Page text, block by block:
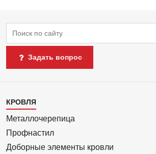
Поиск
Задать вопрос
Каталог
1
КРОВЛЯ
Металлочерепица
Профнастил
Доборные элементы кровли